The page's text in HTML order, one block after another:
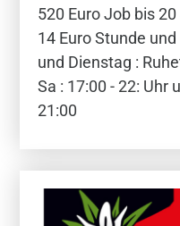
520 Euro Job bis
14 Euro Stunde
und Dienstag :
Sa : 17:00 - 22: Uhr
21:00